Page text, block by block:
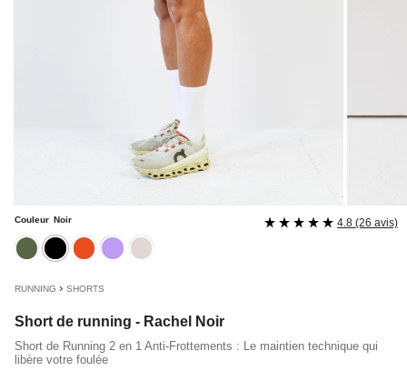
RUNNING › SHORTS
Short de running - Rachel Noir
Short de Running 2 en 1 Anti-Frottements : Le maintien technique qui
libère votre foulée
4.8 (26 avis)
Couleur Noir
kaki noir rouillelavandemastic